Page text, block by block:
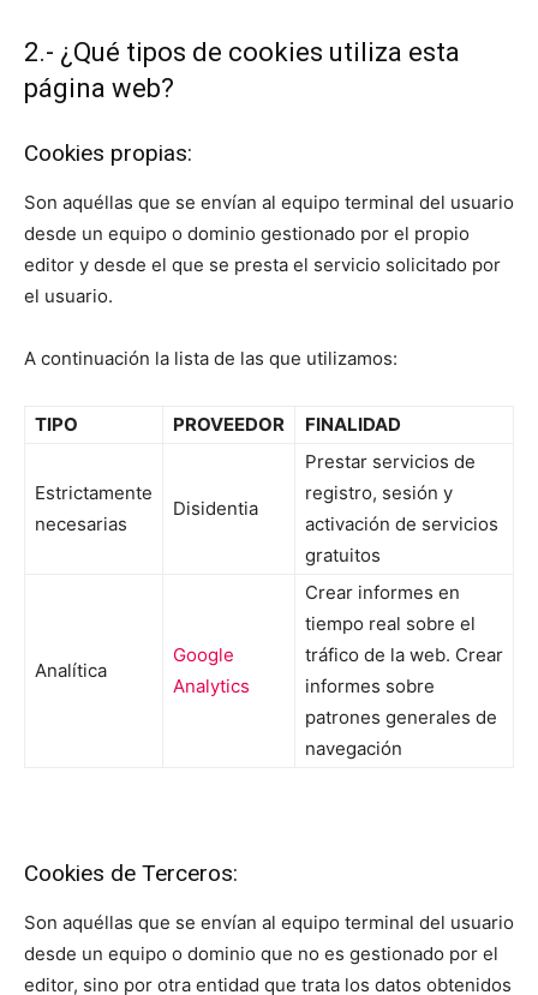
2.- ¿Qué tipos de cookies utiliza esta
página web?
Cookies propias:
Son aquéllas que se envían al equipo terminal del usuario
desde un equipo o dominio gestionado por el propio
editor y desde el que se presta el servicio solicitado por
el usuario.
A continuación la lista de las que utilizamos:
TIPO PROVEEDOR FINALIDAD
Estrictamente
necesarias
Disidentia
Prestar servicios de
registro, sesión y
activación de servicios
gratuitos
Analítica
Google
Analytics
Crear informes en
tiempo real sobre el
tráfico de la web. Crear
informes sobre
patrones generales de
navegación
Cookies de Terceros:
Son aquéllas que se envían al equipo terminal del usuario
desde un equipo o dominio que no es gestionado por el
editor, sino por otra entidad que trata los datos obtenidos